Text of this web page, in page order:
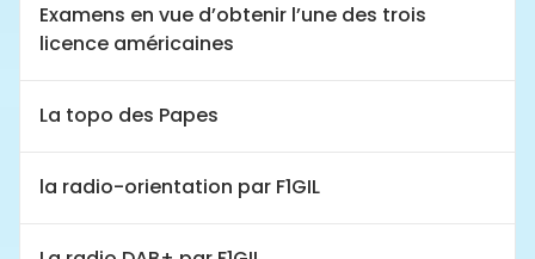
Examens en vue d’obtenir l’une des trois
licence américaines
La topo des Papes
la radio-orientation par F1GIL